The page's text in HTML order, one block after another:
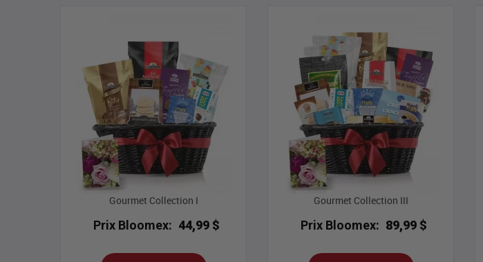
Gourmet Collection I
Prix Bloomex: 44,99 $
Gourmet Collection III
Prix Bloomex: 89,99 $